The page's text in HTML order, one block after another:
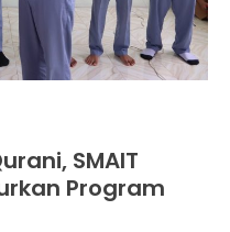
SMAIT
Program